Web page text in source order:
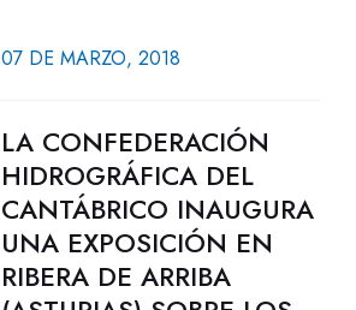
07 DE MARZO, 2018
LA CONFEDERACIÓN
HIDROGRÁFICA DEL
CANTÁBRICO INAUGURA
UNA EXPOSICIÓN EN
RIBERA DE ARRIBA